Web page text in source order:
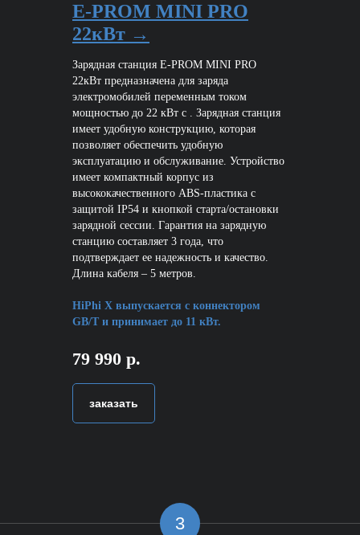
E-PROM MINI PRO
22кВт →
Зарядная станция E-PROM MINI PRO
22кВт предназначена для заряда
электромобилей переменным током
мощностью до 22 кВт с . Зарядная станция
имеет удобную конструкцию, которая
позволяет обеспечить удобную
эксплуатацию и обслуживание. Устройство
имеет компактный корпус из
высококачественного ABS-пластика с
защитой IP54 и кнопкой старта/остановки
зарядной сессии. Гарантия на зарядную
станцию составляет 3 года, что
подтверждает ее надежность и качество.
Длина кабеля – 5 метров.
HiPhi X выпускается с коннектором
GB/T и принимает до 11 кВт.
79 990 р.
заказать
3